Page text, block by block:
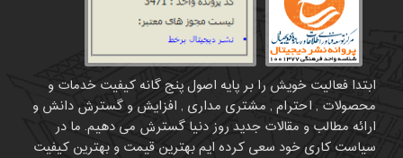
ابتدا فعالیت خویش را بر پایه اصول پنج گانه کیفیت خدمات و
محصولات , احترام , مشتری مداری , افزایش و گسترش دانش و
ارائه مطالب و مقالات جدید روز دنیا گسترش می دهیم. ما در
سیاست کاری خود سعی کرده ایم بهترین قیمت و بهترین کیفیت